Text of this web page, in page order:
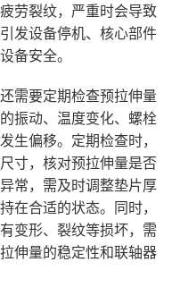
劳裂纹，严重时会导致
发设备停机、核心部件
备安全。
需要定期检查预拉伸量
振动、温度变化、螺栓
生偏移。定期检查时，
寸，核对预拉伸量是否
常，需及时调整垫片厚
在合适的状态。同时，
变形、裂纹等损坏，需
伸量的稳定性和联轴器